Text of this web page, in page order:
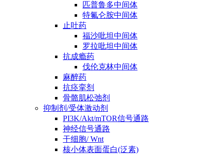
匹普鲁多中间体
特氟仑胺中间体
止吐药
福沙吡坦中间体
罗拉吡坦中间体
抗成瘾药
伐伦克林中间体
麻醉药
抗痉挛剂
骨骼肌松弛剂
抑制剂/受体激动剂
PI3K/Akt/mTOR信号通路
神经信号通路
干细胞/ Wnt
核小体表面蛋白(泛素)